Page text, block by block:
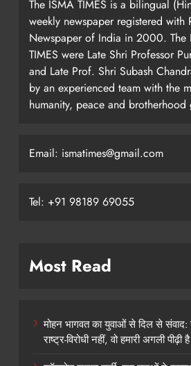
The ISMA TIMES is a bilingual
weekly newspaper registered with
Newspaper of India in 2000. The
TIMES were Late Shri Professor
and Late Prof. Shri Subash
by an experienced team with the
humanity, peace and brotherhood
Email: ismatimes@gmail.com
Tel: +91 98189 69055
Most Read
मोहन भागवत का युवाओं से दिल से संवाद:
राष्ट्र-विरोधी नहीं, वो हमारी अगली पीढ़ी है